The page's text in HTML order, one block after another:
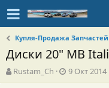
Купля-Продажа Запчастей
Диски 20" MB
А
в
Rustam_Ch
Д
а
9 Окт 2014